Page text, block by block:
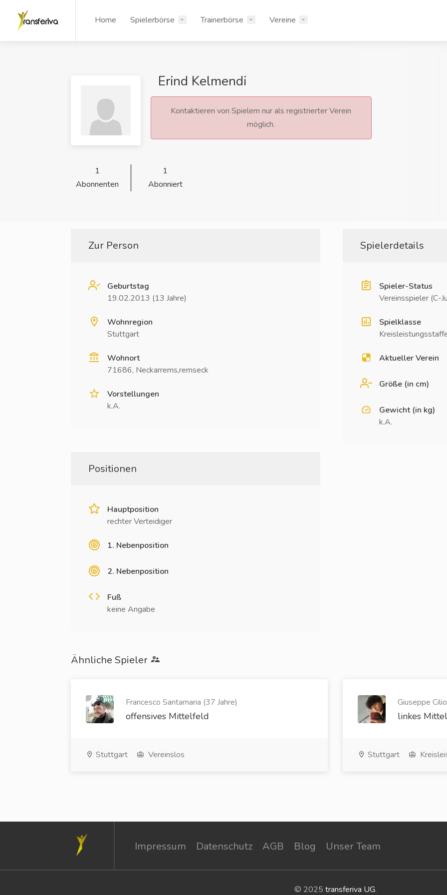
Home Spielerbörse Trainerbörse Vereine
Erind Kelmendi
Kontaktieren von Spielern nur als registrierter Verein
möglich.
1
Abonnenten
1
Abonniert
Zur Person
Geburtstag
19.02.2013 (13 Jahre)
Wohnregion
Stuttgart
Wohnort
71686, Neckarrems,remseck
Vorstellungen
k.A.
Spielerdetails
Spieler-Status
Vereinsspieler (C-
Spielklasse
Aktueller Verein
Größe (in cm)
Gewicht (in kg)
k.A.
Positionen
Hauptposition
rechter Verteidiger
1. Nebenposition
2. Nebenposition
Fuß
keine Angabe
Ähnliche Spieler
Francesco Santamaria (37 Jahre)
offensives Mittelfeld
Stuttgart Vereinslos
Giuseppe
linkes
Stuttgart
Impressum Datenschutz AGB Blog Unser Team
© 2025 transferiva UG.